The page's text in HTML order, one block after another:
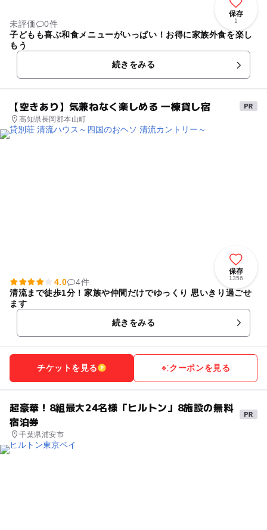
保存
1
未評価
0件
子どもも喜ぶ和食メニューがいっぱい！お得に家族外食を楽し
もう
続きをみる
【空きあり】気兼ねなく楽しめる 一棟貸し宿
高知県長岡郡本山町
保存
1356
4.0
4件
清流まで徒歩1分！家族や仲間だけでゆっくり 思いきり過ごせ
ます
続きをみる
チケットを見る クーポンを見る
超豪華！8組最大24名様「ヒルトン」8施設の無料
宿泊券
千葉県浦安市